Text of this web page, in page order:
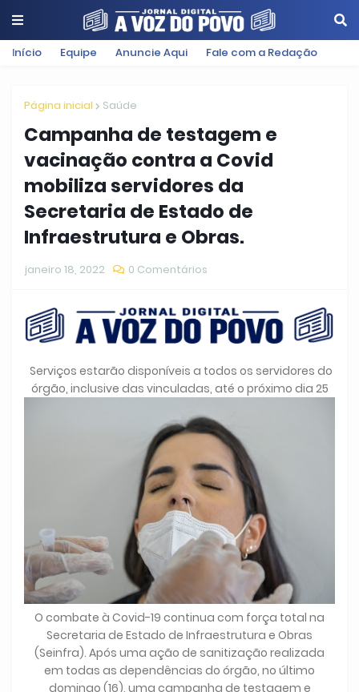
Início Equipe Anuncie Aqui Fale com a Redação
Página inicial Saúde
Campanha de testagem e
vacinação contra a Covid
mobiliza servidores da
Secretaria de Estado de
Infraestrutura e Obras.
janeiro 18, 2022 0 Comentários
Serviços estarão disponíveis a todos os servidores do
órgão, inclusive das vinculadas, até o próximo dia 25
O combate à Covid-19 continua com força total na
Secretaria de Estado de Infraestrutura e Obras
(Seinfra). Após uma ação de sanitização realizada
em todas as dependências do órgão, no último
domingo (16), uma campanha de testagem e